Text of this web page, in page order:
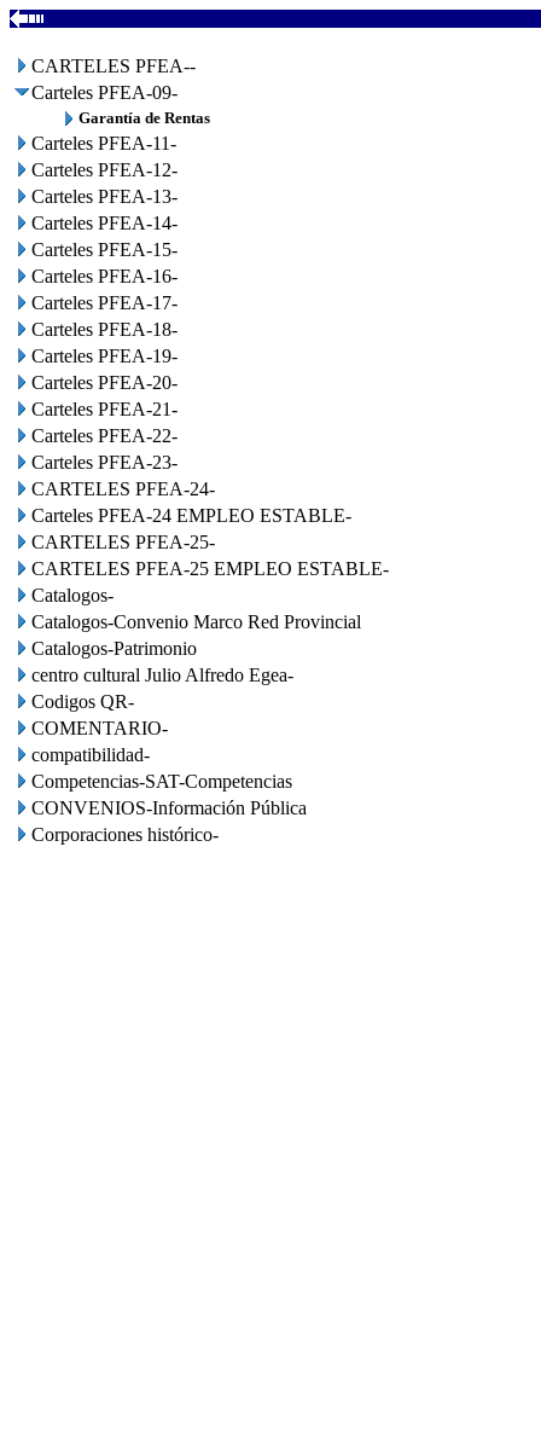
CARTELES PFEA--
Carteles PFEA-09-
Garantía de Rentas
Carteles PFEA-11-
Carteles PFEA-12-
Carteles PFEA-13-
Carteles PFEA-14-
Carteles PFEA-15-
Carteles PFEA-16-
Carteles PFEA-17-
Carteles PFEA-18-
Carteles PFEA-19-
Carteles PFEA-20-
Carteles PFEA-21-
Carteles PFEA-22-
Carteles PFEA-23-
CARTELES PFEA-24-
Carteles PFEA-24 EMPLEO ESTABLE-
CARTELES PFEA-25-
CARTELES PFEA-25 EMPLEO ESTABLE-
Catalogos-
Catalogos-Convenio Marco Red Provincial
Catalogos-Patrimonio
centro cultural Julio Alfredo Egea-
Codigos QR-
COMENTARIO-
compatibilidad-
Competencias-SAT-Competencias
CONVENIOS-Información Pública
Corporaciones histórico-